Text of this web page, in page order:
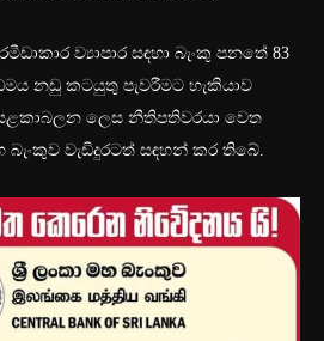
ව්‍යාපාර සඳහා බැංකු පනතේ 83
නඩු කටයුතු පැවරීමට හැකියාව
ලෙස නීතිපතිවරයා වෙත
වැඩිදුරටත් සඳහන් කර තිබේ.